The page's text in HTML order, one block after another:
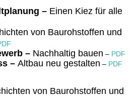
– Einen Kiez für alle
von Baurohstoffen und
– Nachhaltig bauen – PDF
– Altbau neu gestalten – PDF
von Baurohstoffen und